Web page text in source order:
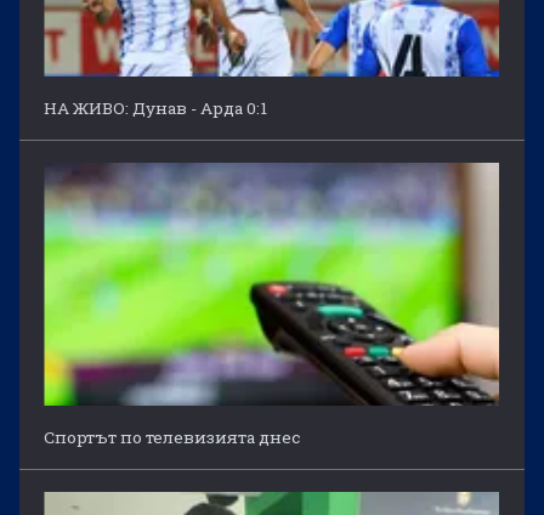
НА ЖИВО: Дунав - Арда 0:1
Спортът по телевизията днес